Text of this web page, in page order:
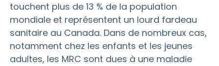
touchent plus de 13 % de la population
mondiale et représentent un lourd fardeau
sanitaire au Canada. Dans de nombreux cas,
notamment chez les enfants et les jeunes
adultes, les MRC sont dues à une maladie